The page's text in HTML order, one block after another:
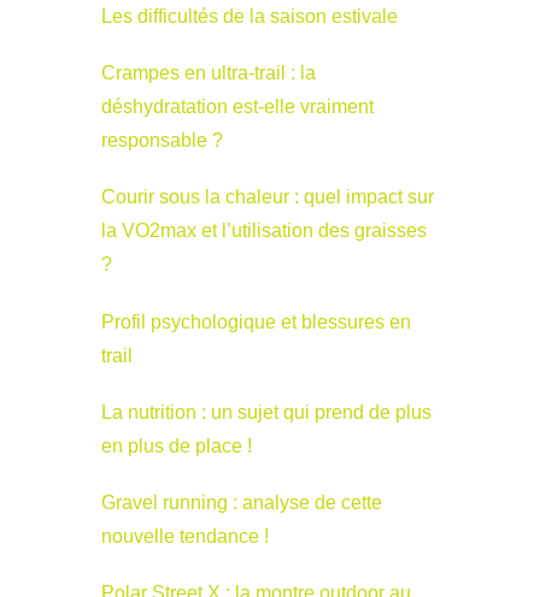
Les difficultés de la saison estivale
Crampes en ultra-trail : la
déshydratation est-elle vraiment
responsable ?
Courir sous la chaleur : quel impact sur
la VO2max et l’utilisation des graisses
?
Profil psychologique et blessures en
trail
La nutrition : un sujet qui prend de plus
en plus de place !
Gravel running : analyse de cette
nouvelle tendance !